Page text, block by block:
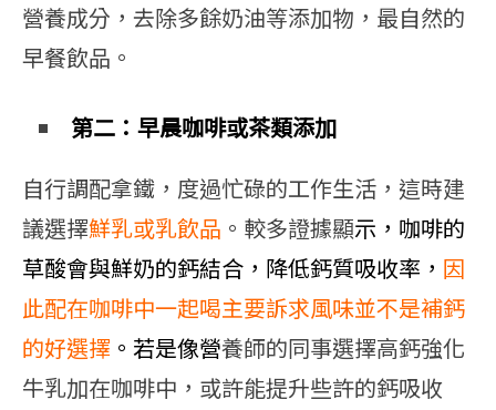
營養成分，去除多餘奶油等添加物，最自然的
早餐飲品。
第二：早晨咖啡或茶類添加
自行調配拿鐵，度過忙碌的工作生活，這時建
議選擇鮮乳或乳飲品 。較多證據顯示，咖啡的
草酸會與鮮奶的鈣結合，降低鈣質吸收率， 因
此配在咖啡中一起喝主要訴求風味並不是補鈣
的好選擇 。若是像營養師的同事選擇高鈣強化
牛乳加在咖啡中，或許能提升些許的鈣吸收